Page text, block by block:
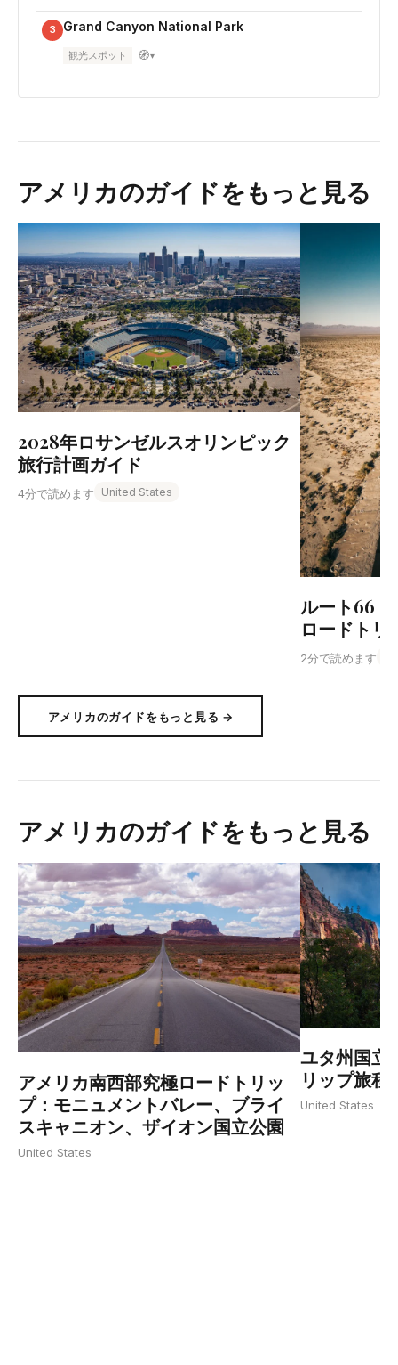
3 Grand Canyon National Park
観光スポット 🧭▾
アメリカのガイドをもっと見る
2028年ロサンゼルスオリンピック
旅行計画ガイド
4分で読めます United States
ルート66
ロードトリ
2分で読めます
アメリカのガイドをもっと見る →
アメリカのガイドをもっと見る
アメリカ南西部究極ロードトリッ
プ：モニュメントバレー、ブライ
スキャニオン、ザイオン国立公園
United States
ユタ州国立
リップ旅程
United States